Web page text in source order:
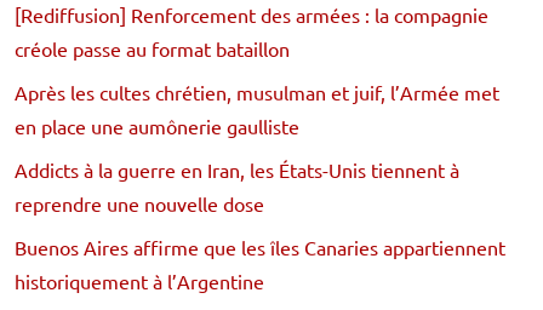
[Rediffusion] Renforcement des armées : la compagnie
créole passe au format bataillon
Après les cultes chrétien, musulman et juif, l’Armée met
en place une aumônerie gaulliste
Addicts à la guerre en Iran, les États-Unis tiennent à
reprendre une nouvelle dose
Buenos Aires affirme que les îles Canaries appartiennent
historiquement à l’Argentine